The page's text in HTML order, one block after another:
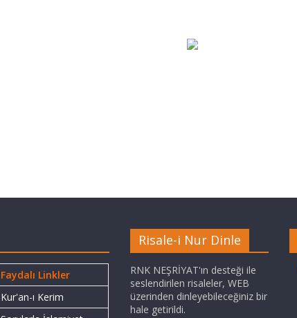
Faydalı Linkler
Kur'an-ı Kerim
Risale-i Nur Dinle
RNK NEŞRİYAT'ın desteği ile
seslendirilen risaleler, WEB
üzerinden dinleyebileceğiniz bir
hale getirildi.